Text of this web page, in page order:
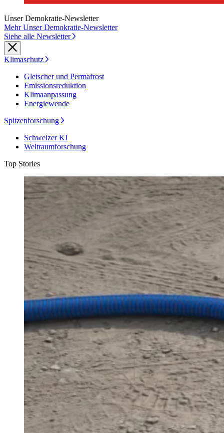
Unser Demokratie-Newsletter
Mehr Unser Demokratie-Newsletter
Siehe alle Newsletter
Klimaschutz
Gletscher und Permafrost
Emissionsreduktion
Klimaanpassung
Energiewende
Spitzenforschung
Schweizer KI
Weltraumforschung
Top Stories